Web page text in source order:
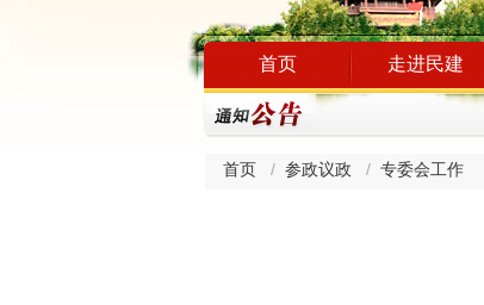
首页 走进民建
首页 参政议政 专委会工作